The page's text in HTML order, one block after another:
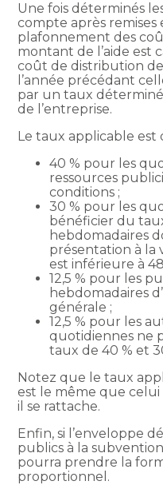
Une fois déterminés
compte après remises
plafonnement des
montant de l’aide est
coût de distribution
l’année précédant
par un taux
de l’entreprise.
Le taux applicable est
40 % pour les
ressources
conditions ;
30 % pour les
bénéficier du
hebdomadaires
présentation à la
est inférieure à
12,5 % pour les
hebdomadaires
générale ;
12,5 % pour les
quotidiennes ne
taux de 40 % et
Notez que le taux
est le même que
il se rattache.
Enfin, si l’enveloppe
publics à la
pourra prendre la
proportionnel.